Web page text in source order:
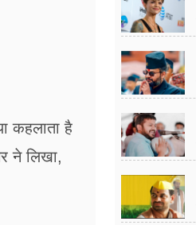
कहलाता है
ने लिखा,